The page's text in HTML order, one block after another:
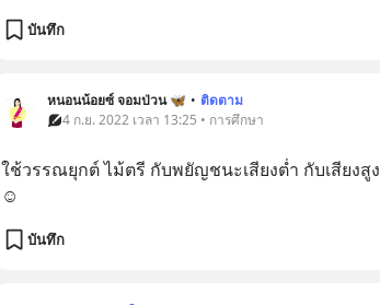
บันทึก
หนอนน้อยซ์ จอมป่วน 🦋 • ติดตาม
4 ก.ย. 2022 เวลา 13:25 • การศึกษา
ใช้วรรณยุกต์ ไม้ตรี กับพยัญชนะเสียงต่ำ กับเสียงสูง
☺️
บันทึก